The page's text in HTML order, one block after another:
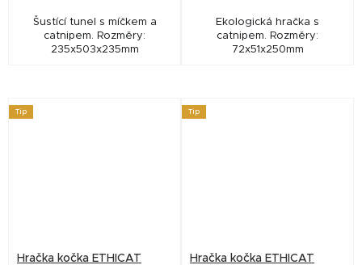
Šustící tunel s míčkem a
catnipem. Rozměry:
235x503x235mm
Ekologická hračka s
catnipem. Rozměry:
72x51x250mm
Tip
Hračka kočka ETHICAT
Tip
Hračka kočka ETHICAT